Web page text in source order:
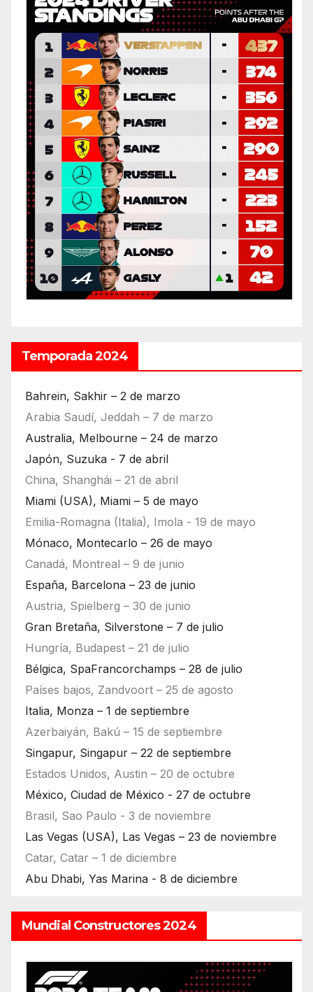
Temporada 2024
Bahrein, Sakhir – 2 de marzo
Arabia Saudí, Jeddah – 7 de marzo
Australia, Melbourne – 24 de marzo
Japón, Suzuka - 7 de abril
China, Shanghái – 21 de abril
Miami (USA), Miami – 5 de mayo
Emilia-Romagna (Italia), Imola - 19 de mayo
Mónaco, Montecarlo – 26 de mayo
Canadá, Montreal – 9 de junio
España, Barcelona – 23 de junio
Austria, Spielberg – 30 de junio
Gran Bretaña, Silverstone – 7 de julio
Hungría, Budapest – 21 de julio
Bélgica, SpaFrancorchamps – 28 de julio
Países bajos, Zandvoort – 25 de agosto
Italia, Monza – 1 de septiembre
Azerbaiyán, Bakú – 15 de septiembre
Singapur, Singapur – 22 de septiembre
Estados Unidos, Austin – 20 de octubre
México, Ciudad de México - 27 de octubre
Brasil, Sao Paulo - 3 de noviembre
Las Vegas (USA), Las Vegas – 23 de noviembre
Catar, Catar – 1 de diciembre
Abu Dhabi, Yas Marina - 8 de diciembre
Mundial Constructores 2024